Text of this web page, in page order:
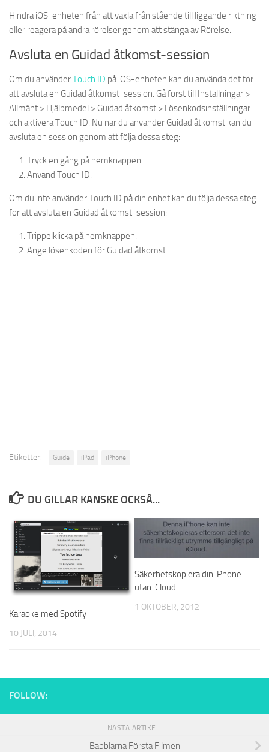
Hindra iOS-enheten från att växla från stående till liggande riktning
eller reagera på andra rörelser genom att stänga av Rörelse.
Avsluta en Guidad åtkomst-session
Om du använderTouch ID på iOS-enheten kan du använda det för
att avsluta en Guidad åtkomst-session. Gå först till Inställningar >
Allmänt > Hjälpmedel > Guidad åtkomst > Lösenkodsinställningar
och aktivera Touch ID. Nu när du använder Guidad åtkomst kan du
avsluta en session genom att följa dessa steg:
Tryck en gång på hemknappen.
Använd Touch ID.
Om du inte använder Touch ID på din enhet kan du följa dessa steg
för att avsluta en Guidad åtkomst-session:
Trippelklicka på hemknappen.
Ange lösenkoden för Guidad åtkomst.
Etiketter: Guide iPad iPhone
DU GILLAR KANSKE OCKSÅ...
Karaoke med Spotify
10 JULI, 2014
Säkerhetskopiera din iPhone
utan iCloud
1 OKTOBER, 2012
FOLLOW:
NÄSTA ARTIKEL
Babblarna Första Filmen